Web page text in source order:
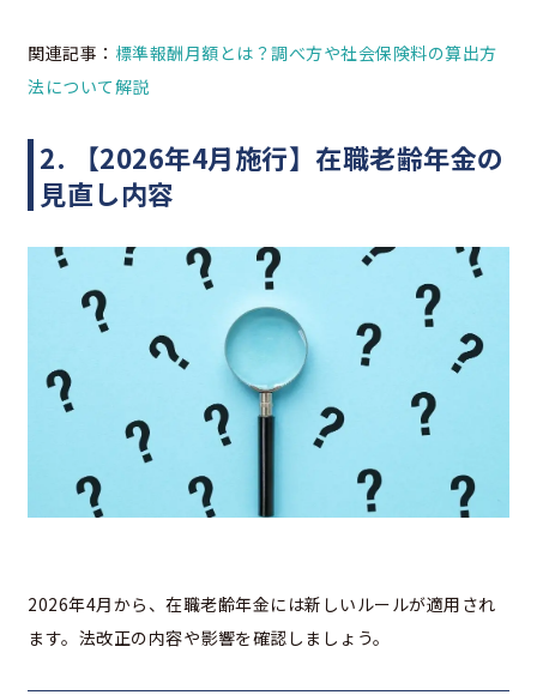
関連記事： 標準報酬月額とは？調べ方や社会保険料の算出方
法について解説
2. 【2026年4月施行】在職老齢年金の
見直し内容
2026年4月から、在職老齢年金には新しいルールが適用され
ます。法改正の内容や影響を確認しましょう。